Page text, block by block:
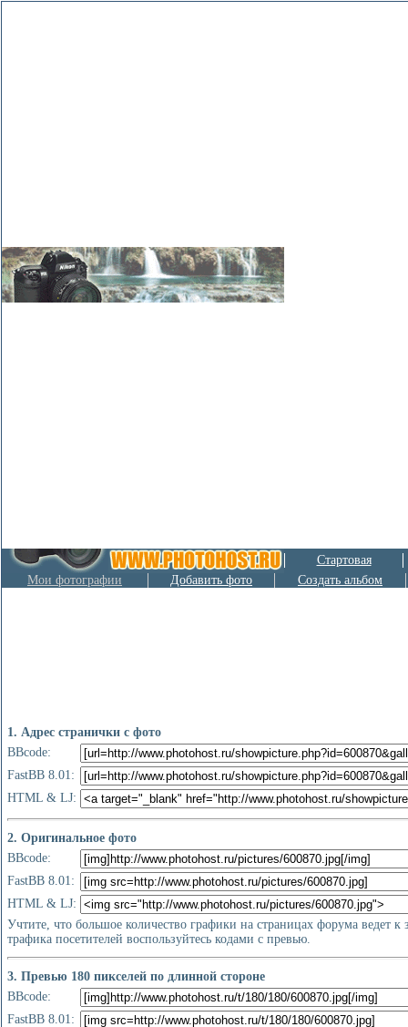
Стартовая
Мои фотографии
Добавить фото Создать альбом
1. Адрес странички с фото
BBcode:
FastBB 8.01:
HTML & LJ:
2. Оригинальное фото
BBcode:
FastBB 8.01:
HTML & LJ:
Учтите, что большое количество графики на страницах форума ведет
трафика посетителей воспользуйтесь кодами с превью.
3. Превью 180 пикселей по длинной стороне
BBcode:
FastBB 8.01: